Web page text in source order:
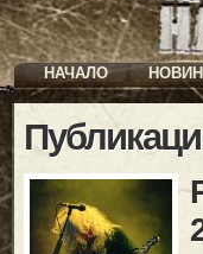
НАЧАЛО